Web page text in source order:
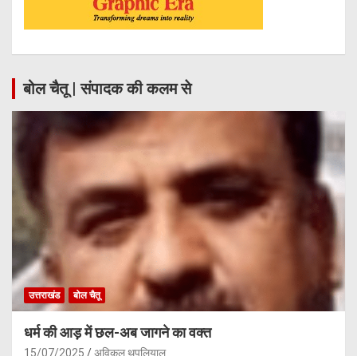
बोल चैतू | संपादक की कलम से
उत्तराखंड बोल चैतू
धर्म की आड़ में छल-अब जागने का वक्त
15/07/2025 अविकल थपलियाल